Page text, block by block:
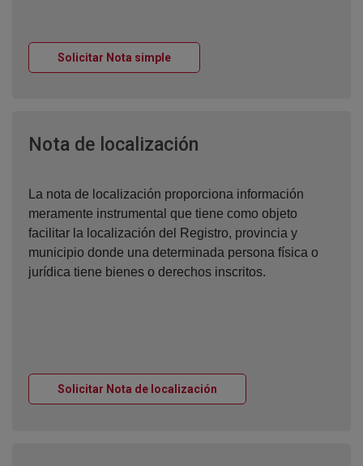
Solicitar Nota simpleVentana nueva
Nota de localización
La nota de localización proporciona información
meramente instrumental que tiene como objeto
facilitar la localización del Registro, provincia y
municipio donde una determinada persona física o
jurídica tiene bienes o derechos inscritos.
Solicitar Nota de localización